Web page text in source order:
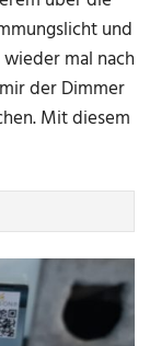
und
mal nach
der Dimmer
Mit diesem